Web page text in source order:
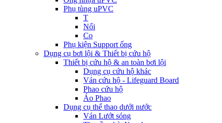
Phụ tùng uPVC
T
Nối
Co
Phụ kiện Support ống
Dụng cụ bơi lội & Thiết bị cứu hộ
Thiết bị cứu hộ & an toàn bơi lội
Dụng cụ cứu hộ khác
Ván cứu hộ - Lifeguard Board
Phao cứu hộ
Áo Phao
Dụng cụ thể thao dưới nước
Ván Lướt sóng